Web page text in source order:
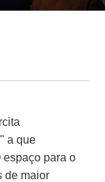
a que
espaço para o
de maior